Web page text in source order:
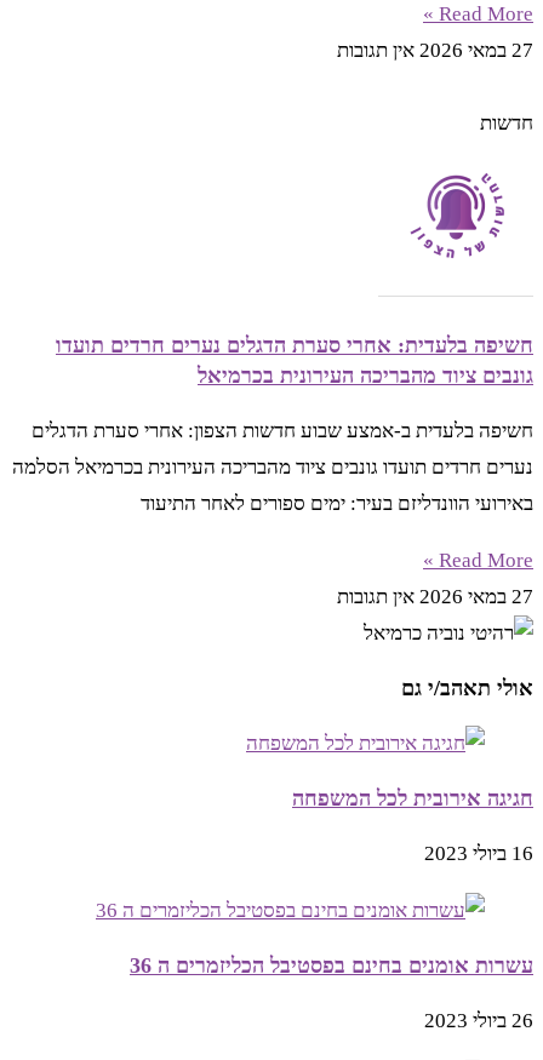
Read More »
27 במאי 2026
אין תגובות
חדשות
חשיפה בלעדית: אחרי סערת הדגלים נערים חרדים תועדו
גונבים ציוד מהבריכה העירונית בכרמיאל
חשיפה בלעדית ב-אמצע שבוע חדשות הצפון: אחרי סערת הדגלים
נערים חרדים תועדו גונבים ציוד מהבריכה העירונית בכרמיאל הסלמה
באירועי הוונדליזם בעיר: ימים ספורים לאחר התיעוד
Read More »
27 במאי 2026
אין תגובות
אולי תאהב/י גם
חגיגה אירובית לכל המשפחה
16 ביולי 2023
עשרות אומנים בחינם בפסטיבל הכליזמרים ה 36
26 ביולי 2023